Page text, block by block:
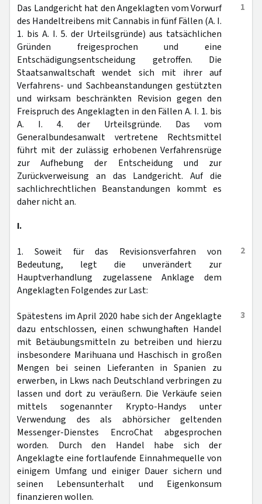
1
Das Landgericht hat den Angeklagten vom Vorwurf
des Handeltreibens mit Cannabis in fünf Fällen (A. I.
1. bis A. I. 5. der Urteilsgründe) aus tatsächlichen
Gründen freigesprochen und eine
Entschädigungsentscheidung getroffen. Die
Staatsanwaltschaft wendet sich mit ihrer auf
Verfahrens- und Sachbeanstandungen gestützten
und wirksam beschränkten Revision gegen den
Freispruch des Angeklagten in den Fällen A. I. 1. bis
A. I. 4. der Urteilsgründe. Das vom
Generalbundesanwalt vertretene Rechtsmittel
führt mit der zulässig erhobenen Verfahrensrüge
zur Aufhebung der Entscheidung und zur
Zurückverweisung an das Landgericht. Auf die
sachlichrechtlichen Beanstandungen kommt es
daher nicht an.
I.
2
1. Soweit für das Revisionsverfahren von
Bedeutung, legt die unverändert zur
Hauptverhandlung zugelassene Anklage dem
Angeklagten Folgendes zur Last:
3
Spätestens im April 2020 habe sich der Angeklagte
dazu entschlossen, einen schwunghaften Handel
mit Betäubungsmitteln zu betreiben und hierzu
insbesondere Marihuana und Haschisch in großen
Mengen bei seinen Lieferanten in Spanien zu
erwerben, in Lkws nach Deutschland verbringen zu
lassen und dort zu veräußern. Die Verkäufe seien
mittels sogenannter Krypto-Handys unter
Verwendung des als abhörsicher geltenden
Messenger-Dienstes EncroChat abgesprochen
worden. Durch den Handel habe sich der
Angeklagte eine fortlaufende Einnahmequelle von
einigem Umfang und einiger Dauer sichern und
seinen Lebensunterhalt und Eigenkonsum
finanzieren wollen.